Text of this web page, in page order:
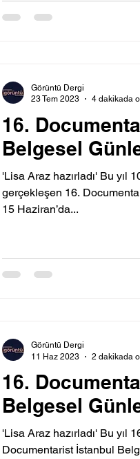
16.
Belgesel
'Lisa Araz hazırladı' Bu yıl
gerçekleşen 16.
15 Haziran’da...
Görüntü Dergi
23 Tem 2023
4 dakikada
16.
Belgesel
'Lisa Araz hazırladı' Bu yıl
Documentarist İstanbul
Görüntü Dergi
11 Haz 2023
2 dakikada